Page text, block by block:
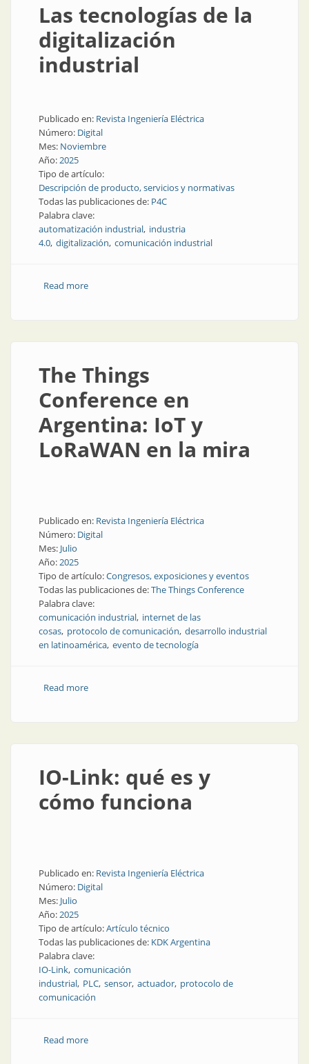
Las tecnologías de la
digitalización
industrial
Publicado en: Revista Ingeniería Eléctrica
Número: Digital
Mes: Noviembre
Año:2025
Tipo de artículo:
Descripción de producto, servicios y normativas
Todas las publicaciones de: P4C
Palabra clave:
automatización industrial industria
4.0 digitalización comunicación industrial
Read moreabout Las tecnologías de la digitalización industrial
The Things
Conference en
Argentina: IoT y
LoRaWAN en la mira
Publicado en: Revista Ingeniería Eléctrica
Número: Digital
Mes: Julio
Año:2025
Tipo de artículo:Congresos, exposiciones y eventos
Todas las publicaciones de:The Things Conference
Palabra clave:
comunicación industrial internet de las
cosas protocolo de comunicación desarrollo industrial
en latinoamérica evento de tecnología
Read moreabout The Things Conference en Argentina: IoT y
IO-Link: qué es y
cómo funciona
Publicado en: Revista Ingeniería Eléctrica
Número: Digital
Mes: Julio
Año:2025
Tipo de artículo:Artículo técnico
Todas las publicaciones de: KDK Argentina
Palabra clave:
IO-Link comunicación
industrial PLC sensor actuador protocolo de
comunicación
Read moreabout IO-Link: qué es y cómo funciona